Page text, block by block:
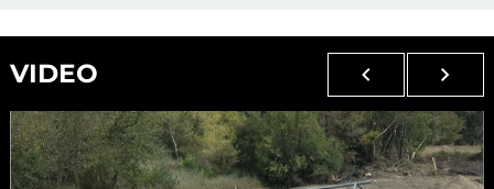
VIDEO